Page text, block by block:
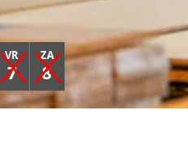
VR
7
ZA
8